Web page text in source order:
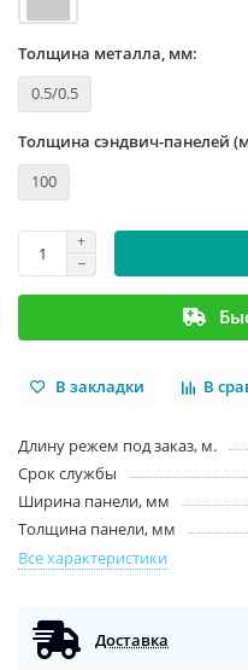
Толщина металла, мм:
0.5/0.5
Толщина сэндвич-панелей
100
В закладки В
Длину режем под заказ, м.
Срок службы
Ширина панели, мм
Толщина панели, мм
Все характеристики
Доставка